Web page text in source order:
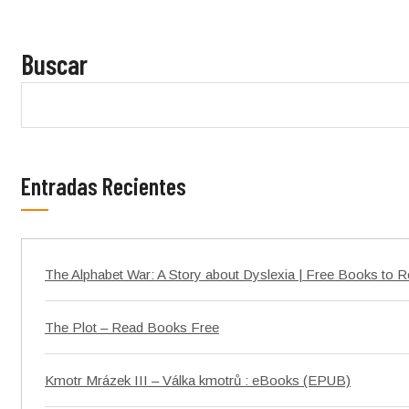
Buscar
Entradas Recientes
The Alphabet War: A Story about Dyslexia | Free Books to
The Plot – Read Books Free
Kmotr Mrázek III – Válka kmotrů : eBooks (EPUB)